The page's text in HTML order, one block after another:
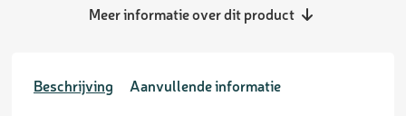
Meer informatie over dit product
Beschrijving Aanvullende informatie